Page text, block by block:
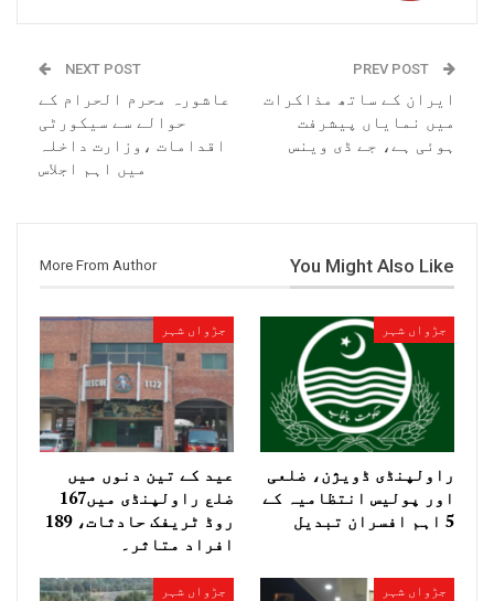
ایران کے ساتھ مذاکرات
میں نمایاں پیشرفت
ہوئی ہے، جے ڈی وینس
NEXT POST
عاشورہ محرم الحرام کے
حوالے سے سیکورٹی
اقدامات ،وزارت داخلہ
میں اہم اجلاس
You Might Also Like
More From Author
جڑواں شہر
راولپنڈی ڈویژن، ضلعی
اور پولیس انتظامیہ کے
5 اہم افسران تبدیل
جڑواں شہر
عید کے تین دنوں میں
ضلع راولپنڈی میں167
روڈ ٹریفک حادثات، 189
افراد متاثر۔
جڑواں شہر جڑواں شہر